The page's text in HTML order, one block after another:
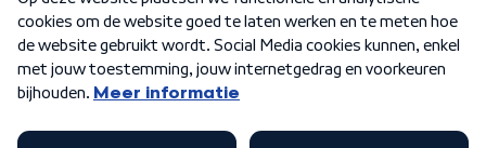
Algemene voorwaarden